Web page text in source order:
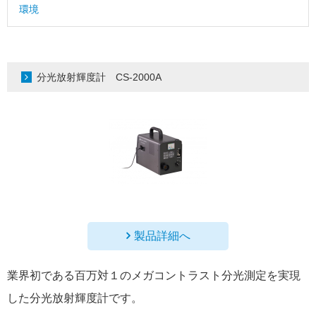
環境
分光放射輝度計 CS-2000A
製品詳細へ
業界初である百万対１のメガコントラスト分光測定を実現
した分光放射輝度計です。